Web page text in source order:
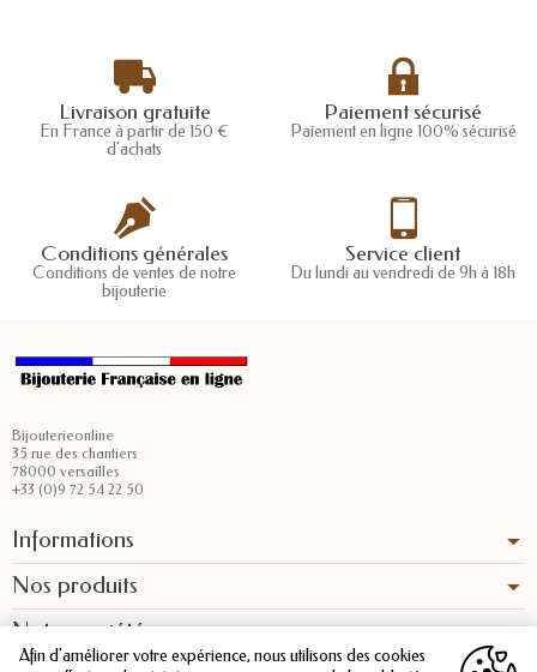
Livraison gratuite
En France à partir de 150 €
d'achats
Paiement sécurisé
Paiement en ligne 100% sécurisé
Conditions générales
Conditions de ventes de notre
bijouterie
Service client
Du lundi au vendredi de 9h à 18h
Bijouterieonline
35 rue des chantiers
78000 versailles
+33 (0)9 72 54 22 50
Informations
Nos produits
Notre société
Afin d'améliorer votre expérience, nous utilisons des cookies